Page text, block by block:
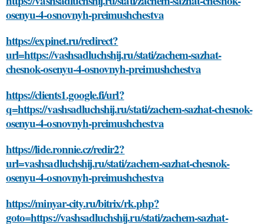
osenyu-4-osnovnyh-preimushchestva
https://expinet.ru/redirect?
url=https://vashsadluchshij.ru/stati/zachem-sazhat-
chesnok-osenyu-4-osnovnyh-preimushchestva
https://clients1.google.fi/url?
q=https://vashsadluchshij.ru/stati/zachem-sazhat-chesnok-
osenyu-4-osnovnyh-preimushchestva
https://lide.ronnie.cz/redir2?
url=vashsadluchshij.ru/stati/zachem-sazhat-chesnok-
osenyu-4-osnovnyh-preimushchestva
https://minyar-city.ru/bitrix/rk.php?
goto=https://vashsadluchshij.ru/stati/zachem-sazhat-